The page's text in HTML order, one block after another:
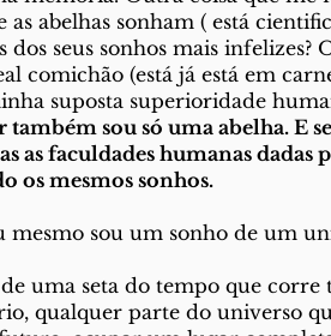
abelhas sonham ( está
seus sonhos mais infelizes?
comichão (está já está em
suposta superioridade
sou só uma abelha. E
as faculdades humanas dadas
os mesmos sonhos.
mesmo sou um sonho de um
uma seta do tempo que
qualquer parte do universo